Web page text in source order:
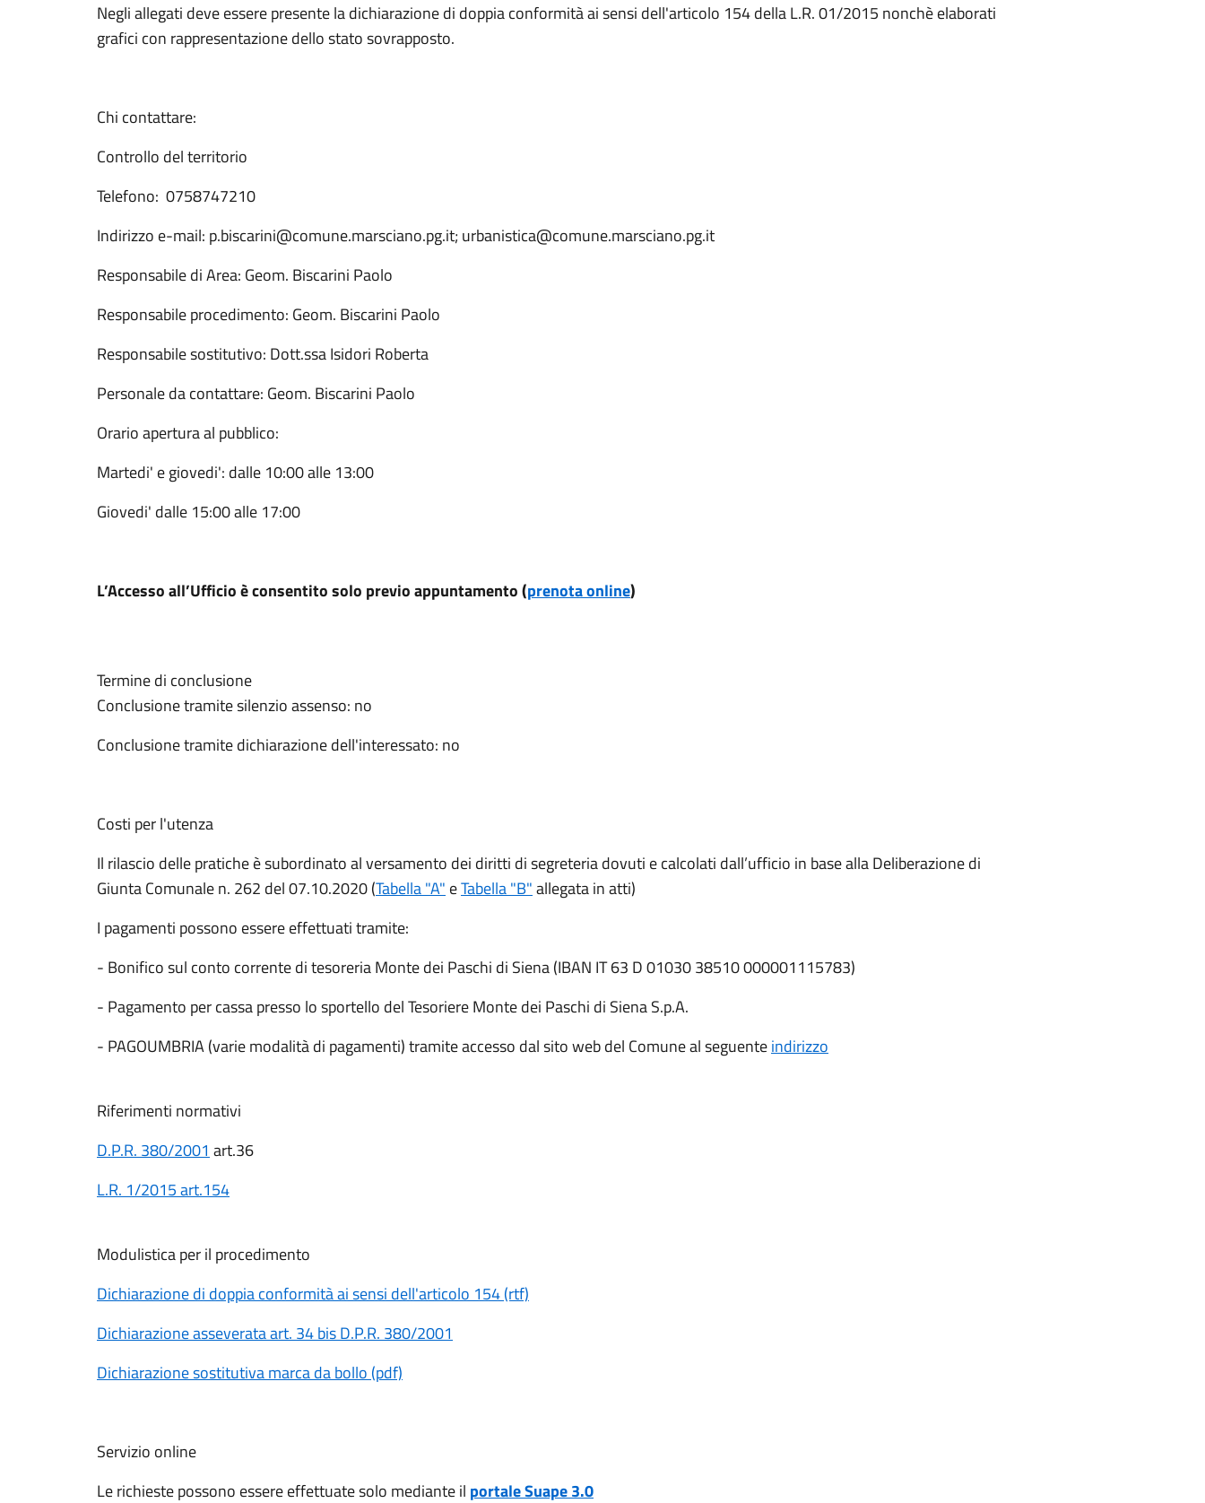
Negli allegati deve essere presente la dichiarazione di doppia conformità ai sensi dell'articolo 154 della L.R. 01/2015 nonchè elaborati
grafici con rappresentazione dello stato sovrapposto.
Chi contattare:
Controllo del territorio
Telefono: 0758747210
Indirizzo e-mail: p.biscarini@comune.marsciano.pg.it; urbanistica@comune.marsciano.pg.it
Responsabile di Area: Geom. Biscarini Paolo
Responsabile procedimento: Geom. Biscarini Paolo
Responsabile sostitutivo: Dott.ssa Isidori Roberta
Personale da contattare: Geom. Biscarini Paolo
Orario apertura al pubblico:
Martedi' e giovedi': dalle 10:00 alle 13:00
Giovedi' dalle 15:00 alle 17:00
L’Accesso all’Ufficio è consentito solo previo appuntamento (prenota online)
Termine di conclusione
Conclusione tramite silenzio assenso: no
Conclusione tramite dichiarazione dell'interessato: no
Costi per l'utenza
Il rilascio delle pratiche è subordinato al versamento dei diritti di segreteria dovuti e calcolati dall’ufficio in base alla Deliberazione di
Giunta Comunale n. 262 del 07.10.2020 (Tabella "A" eTabella "B"allegata in atti)
I pagamenti possono essere effettuati tramite:
- Bonifico sul conto corrente di tesoreria Monte dei Paschi di Siena (IBAN IT 63 D 01030 38510 000001115783)
- Pagamento per cassa presso lo sportello del Tesoriere Monte dei Paschi di Siena S.p.A.
- PAGOUMBRIA (varie modalità di pagamenti) tramite accesso dal sito web del Comune al seguenteindirizzo
Riferimenti normativi
D.P.R. 380/2001 art.36
L.R. 1/2015 art.154
Modulistica per il procedimento
Dichiarazione di doppia conformità ai sensi dell'articolo 154 (rtf)
Dichiarazione asseverata art. 34 bis D.P.R. 380/2001
Dichiarazione sostitutiva marca da bollo (pdf)
Servizio online
Le richieste possono essere effettuate solo mediante il portale Suape 3.0